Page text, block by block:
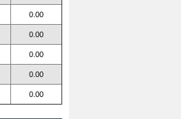
0.00
0.00
0.00
0.00
0.00